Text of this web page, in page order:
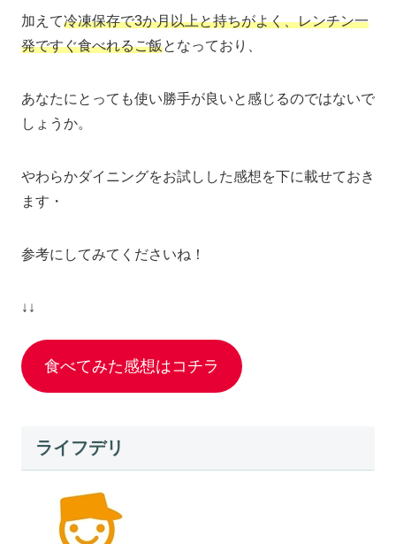
加えて冷凍保存で3か月以上と持ちがよく、レンチン一
発ですぐ食べれるご飯となっており、
あなたにとっても使い勝手が良いと感じるのではないで
しょうか。
やわらかダイニングをお試しした感想を下に載せておき
ます・
参考にしてみてくださいね！
↓↓
食べてみた感想はコチラ
ライフデリ